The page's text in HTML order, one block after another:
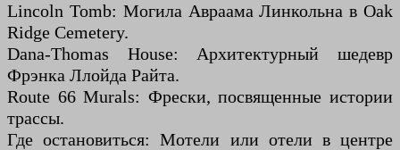
Lincoln Tomb: Могила Авраама Линкольна в Oak
Ridge Cemetery.
Dana-Thomas House: Архитектурный шедевр
Фрэнка Ллойда Райта.
Route 66 Murals: Фрески, посвященные истории
трассы.
Где остановиться: Мотели или отели в центре